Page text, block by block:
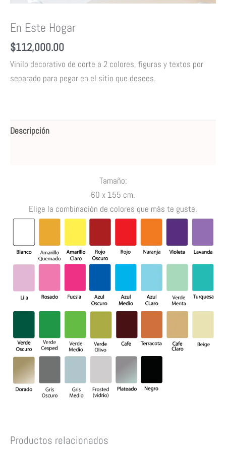
En Este Hogar
$112,000.00
Vinilo decorativo de corte a 2 colores, figuras y textos por
separado para pegar en el sitio que desees.
Descripción
Tamaño:
60 x 155 cm.
Elige la combinación de colores que más te guste.
Productos relacionados